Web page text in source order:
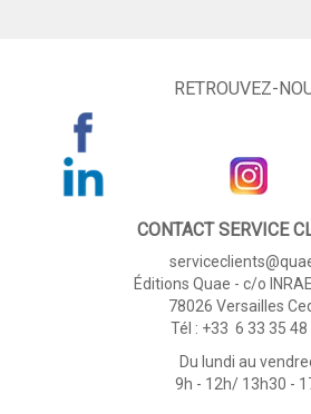
RETROUVEZ-
CONTACT SERVICE
Éditions Quae - c/o
78026 Versailles
Tél : +33 6 33 35 48
Du lundi au
9h - 12h/ 13h30 -